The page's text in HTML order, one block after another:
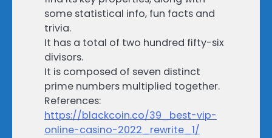
some statistical info, fun facts and
trivia.
It has a total of two hundred fifty-six
divisors.
It is composed of seven distinct
prime numbers multiplied together.
References:
https://blackcoin.co/39_best-vip-
online-casino-2022_rewrite_1/